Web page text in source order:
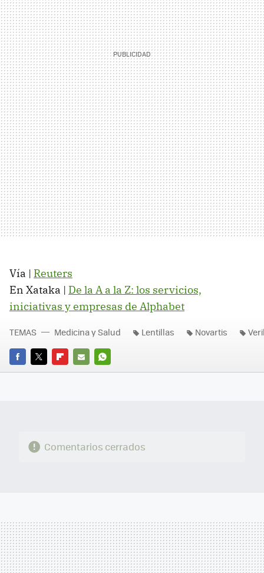
Vía | Reuters
En Xataka | De la A a la Z: los servicios,
iniciativas y empresas de Alphabet
FACEBOOK
TWITTERFLIPBOARD
E-
WHATSAPP
TEMAS Medicina y Salud Lentillas Novartis
Comentarios cerrados